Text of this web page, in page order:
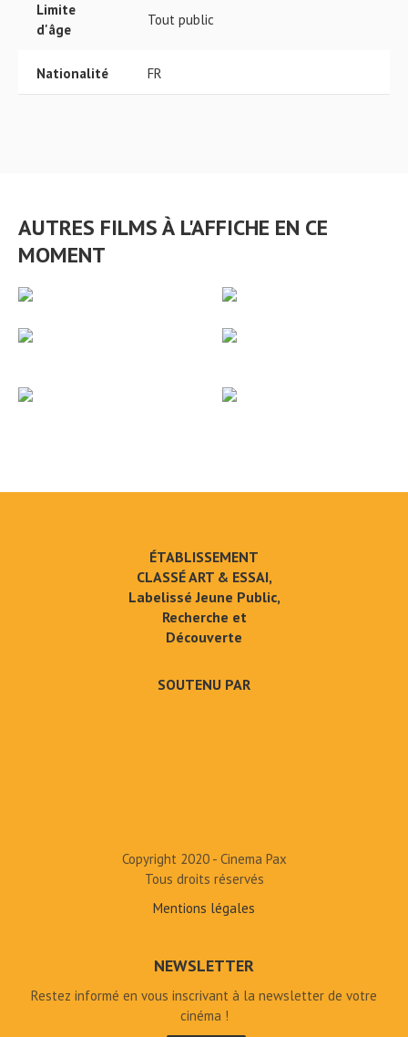
Limite
d'âge
Tout public
Nationalité FR
AUTRES FILMS À L'AFFICHE EN CE
MOMENT
ÉTABLISSEMENT
CLASSÉ ART & ESSAI,
Labelissé Jeune Public,
Recherche et
Découverte
SOUTENU PAR
Copyright 2020 - Cinema Pax
Tous droits réservés
Mentions légales
NEWSLETTER
Restez informé en vous inscrivant à la newsletter de votre
cinéma !